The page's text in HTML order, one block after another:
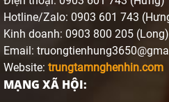
Hotline/Zalo: 0903 601 743
Kinh doanh: 0903 800 205 (Long)
Email:
Website: trungtamnghenhin.com
MẠNG XÃ HỘI: